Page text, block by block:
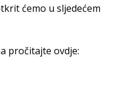
ćemo u sljedećem
pročitajte ovdje: